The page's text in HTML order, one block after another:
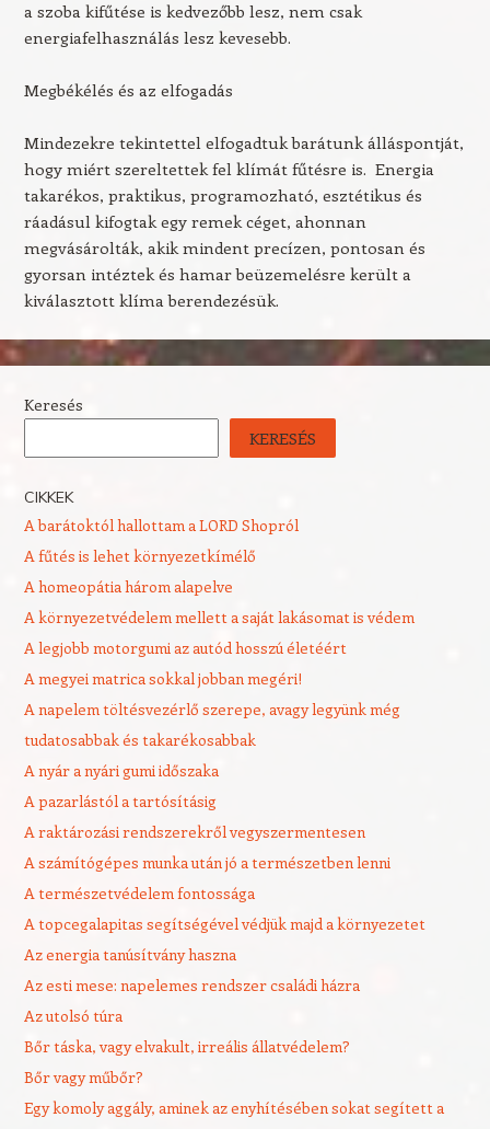
a szoba kifűtése is kedvezőbb lesz, nem csak
energiafelhasználás lesz kevesebb.
Megbékélés és az elfogadás
Mindezekre tekintettel elfogadtuk barátunk álláspontját,
hogy miért szereltettek fel klímát fűtésre is. Energia
takarékos, praktikus, programozható, esztétikus és
ráadásul kifogtak egy remek céget, ahonnan
megvásárolták, akik mindent precízen, pontosan és
gyorsan intéztek és hamar beüzemelésre került a
kiválasztott klíma berendezésük.
Keresés
KERESÉS
CIKKEK
A barátoktól hallottam a LORD Shopról
A fűtés is lehet környezetkímélő
A homeopátia három alapelve
A környezetvédelem mellett a saját lakásomat is védem
A legjobb motorgumi az autód hosszú életéért
A megyei matrica sokkal jobban megéri!
A napelem töltésvezérlő szerepe, avagy legyünk még
tudatosabbak és takarékosabbak
A nyár a nyári gumi időszaka
A pazarlástól a tartósításig
A raktározási rendszerekről vegyszermentesen
A számítógépes munka után jó a természetben lenni
A természetvédelem fontossága
A topcegalapitas segítségével védjük majd a környezetet
Az energia tanúsítvány haszna
Az esti mese: napelemes rendszer családi házra
Az utolsó túra
Bőr táska, vagy elvakult, irreális állatvédelem?
Bőr vagy műbőr?
Egy komoly aggály, aminek az enyhítésében sokat segített a